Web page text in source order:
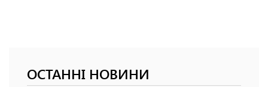
ОСТАННІ НОВИНИ